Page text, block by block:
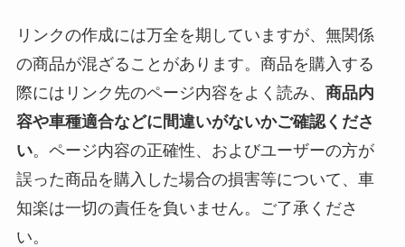
リンクの作成には万全を期していますが、無関係
の商品が混ざることがあります。商品を購入する
際にはリンク先のページ内容をよく読み、 商品内
容や車種適合などに間違いがないかご確認くださ
い。ページ内容の正確性、およびユーザーの方が
誤った商品を購入した場合の損害等について、車
知楽は一切の責任を負いません。ご了承くださ
い。